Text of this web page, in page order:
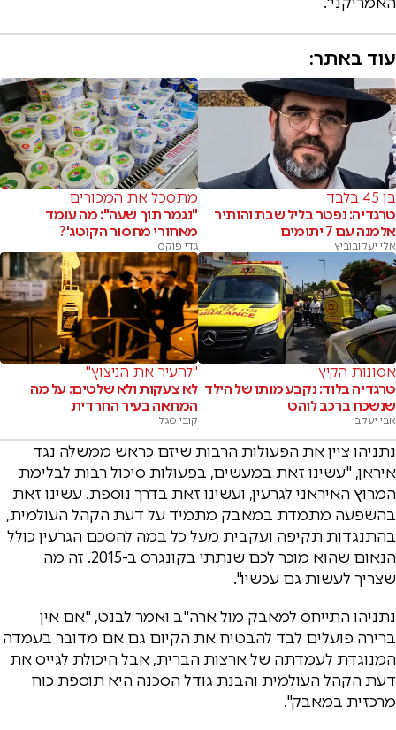
עוד באתר:
בן 45 בלבד
טרגדיה: נפטר בליל שבת והותיר
אלמנה עם 7 יתומים
אלי יעקובוביץ
מתסכל את המכורים
"נגמר תוך שעה": מה עומד
מאחורי מחסור הקוטג'?
גדי פוקס
אסונות הקיץ
טרגדיה בלוד: נקבע מותו של הילד
שנשכח ברכב לוהט
אבי יעקב
"להעיר את הניצוץ"
לא צעקות ולא שלטים: על מה
המחאה בעיר החרדית
קובי סגל
נתניהו ציין את הפעולות הרבות שיזם כראש ממשלה נגד
איראן, "עשינו זאת במעשים, בפעולות סיכול רבות לבלימת
המרוץ האיראני לגרעין, ועשינו זאת בדרך נוספת. עשינו זאת
בהשפעה מתמדת במאבק מתמיד על דעת הקהל העולמית,
בהתנגדות תקיפה ועקבית מעל כל במה להסכם הגרעין כולל
הנאום שהוא מוכר לכם שנתתי בקונגרס ב-2015. זה מה
שצריך לעשות גם עכשיו".
נתניהו התייחס למאבק מול ארה"ב ואמר לבנט, "אם אין
ברירה פועלים לבד להבטיח את הקיום גם אם מדובר בעמדה
המנוגדת לעמדתה של ארצות הברית, אבל היכולת לגייס את
דעת הקהל העולמית והבנת גודל הסכנה היא תוספת כוח
מרכזית במאבק".